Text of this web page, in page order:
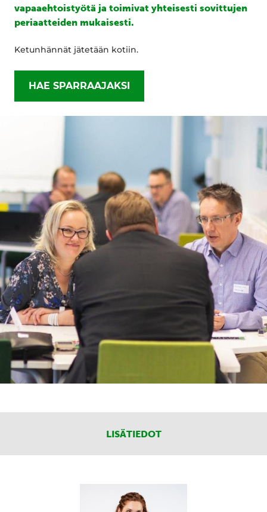
vapaaehtoistyötä ja toimivat yhteisesti sovittujen
periaatteiden mukaisesti.
Ketunhännät jätetään kotiin.
HAE SPARRAAJAKSI
LISÄTIEDOT